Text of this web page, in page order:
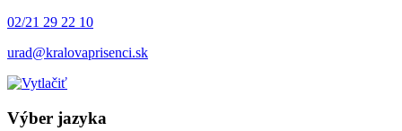
02/21 29 22 10
urad@kralovaprisenci.sk
Výber jazyka